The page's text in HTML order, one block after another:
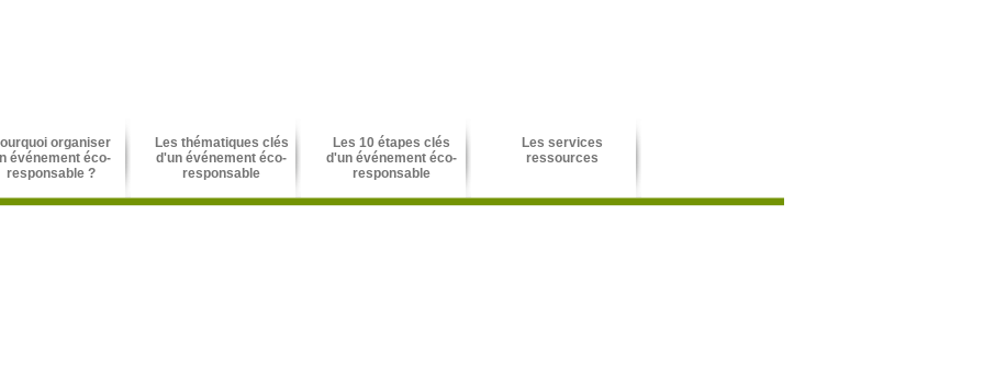
organiser
événement éco-
responsable ?
Les thématiques clés
d'un événement éco-
responsable
Les 10 étapes clés
d'un événement éco-
responsable
Les services
ressources